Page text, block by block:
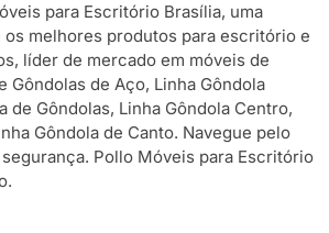
para Escritório Brasília, uma
os melhores produtos para escritório e
líder de mercado em móveis de
Gôndolas de Aço, Linha Gôndola
de Gôndolas, Linha Gôndola Centro,
Gôndola de Canto. Navegue pelo
Pollo Móveis para Escritório